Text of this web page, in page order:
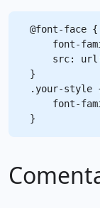
@font-face {
font-
src:
}
.your-style
font-